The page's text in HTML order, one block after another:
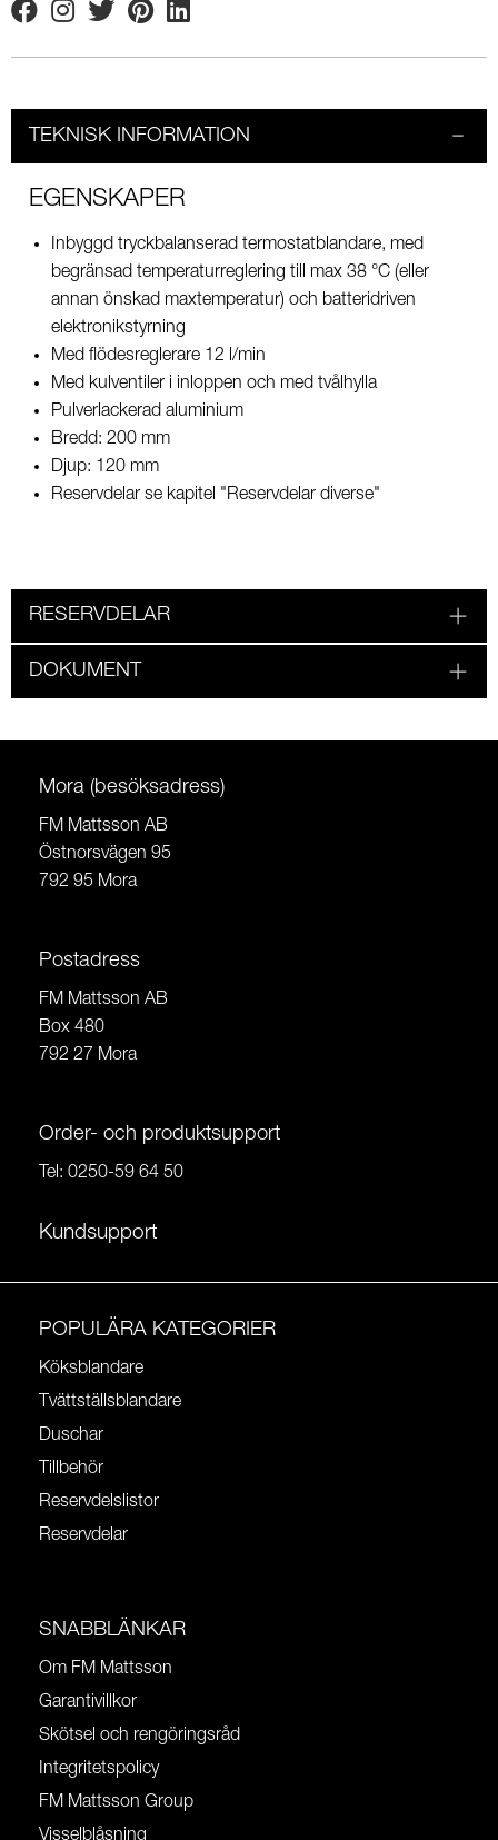
FacebookInstagram
TwitterPinterestLinkedin
TEKNISK INFORMATION
EGENSKAPER
Inbyggd tryckbalanserad termostatblandare, med
begränsad temperaturreglering till max 38 °C (eller
annan önskad maxtemperatur) och batteridriven
elektronikstyrning
Med flödesreglerare 12 l/min
Med kulventiler i inloppen och med tvålhylla
Pulverlackerad aluminium
Bredd: 200 mm
Djup: 120 mm
Reservdelar se kapitel "Reservdelar diverse"
RESERVDELAR
DOKUMENT
Mora (besöksadress)
FM Mattsson AB
Östnorsvägen 95
792 95 Mora
Postadress
FM Mattsson AB
Box 480
792 27 Mora
Order- och produktsupport
Tel: 0250-59 64 50
Kundsupport
POPULÄRA KATEGORIER
Köksblandare
Tvättställsblandare
Duschar
Tillbehör
Reservdelslistor
Reservdelar
SNABBLÄNKAR
Om FM Mattsson
Garantivillkor
Skötsel och rengöringsråd
Integritetspolicy
FM Mattsson Group
Visselblåsning